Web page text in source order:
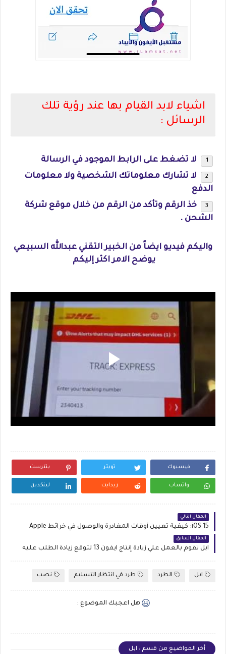
اشياء لابد القيام بها عند رؤية تلك
الرسائل :
لا تضغط على الرابط الموجود في الرسالة
لا تشارك معلوماتك الشخصية ولا معلومات
الدفع
خذ الرقم وتأكد من الرقم من خلال موقع شركة
الشحن .
واليكم فيديو ايضاً من الخبير التقني عبدالله السبيعي
يوضح الامر اكثر إليكم
فيسبوك تويتر بنترست
واتساب ريدايت لينكدين
المقال التالي
iOS 15: كيفية تعيين أوقات المغادرة والوصول في خرائط Apple
المقال السابق
اَبل تقوم بالعمل علي زيادة إنتاج اَيفون 13 لتوقع زيادة الطلب عليه
ابل الطرد طرد في انتظار التسليم نصب
هل اعجبك الموضوع :
أخر المواضيع من قسم : ابل